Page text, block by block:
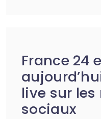
France 24
live sur les
sociaux